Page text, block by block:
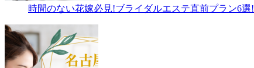
時間のない花嫁必見!ブライダルエステ直前プラン6選!